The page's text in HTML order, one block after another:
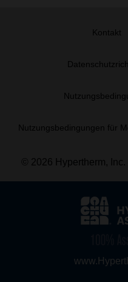
Kontakt
Nutzungsbedingungen für
© 2026 Hypertherm,